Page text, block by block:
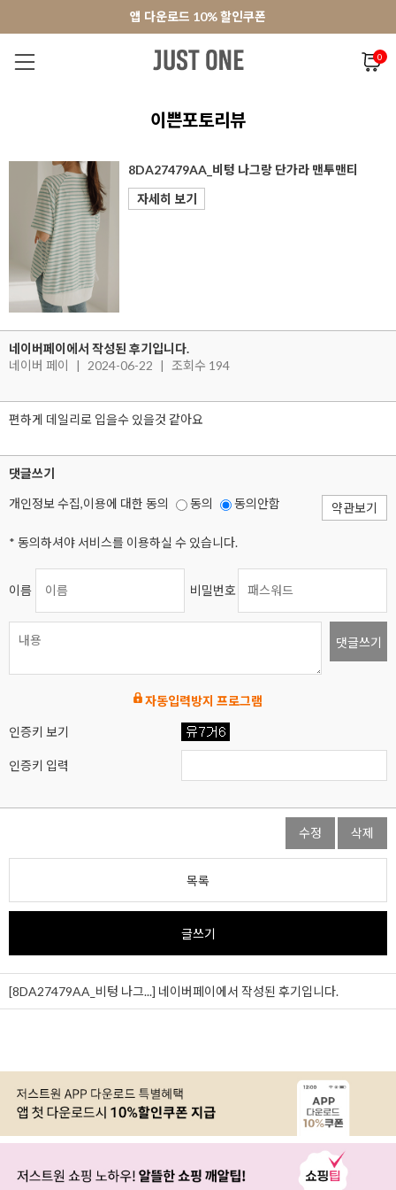
앱 다운로드 10% 할인쿠폰
회원가입 쿠폰 3000원
앱 다운로드 10% 할인쿠폰
0
이쁜포토리뷰
8DA27479AA_비텅 나그랑 단가라 맨투맨티
자세히 보기
네이버페이에서 작성된 후기입니다.
네이버 페이
| 2024-06-22 | 조회수 194
편하게 데일리로 입을수 있을것 같아요
댓글쓰기
개인정보 수집,이용에 대한 동의
동의 동의안함 약관보기
* 동의하셔야 서비스를 이용하실 수 있습니다.
이름 비밀번호
댓글쓰기
자동입력방지 프로그램
인증키 보기
인증키 입력
수정 삭제
목록
글쓰기
[8DA27479AA_비텅 나그...] 네이버페이에서 작성된 후기입니다.